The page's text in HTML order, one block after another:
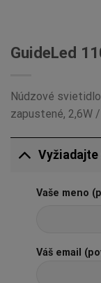
GuideLed
Núdzové
zapustené, 2,6W
Vyžiadajte
Vaše meno
Váš email